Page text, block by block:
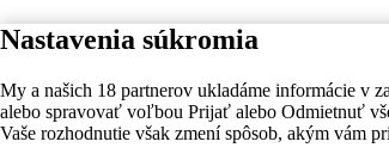
Nastavenia súkromia
My a našich 18 partnerov ukladáme informácie v
alebo spravovať voľbou Prijať alebo Odmietnuť
Vaše rozhodnutie však zmení spôsob, akým vám